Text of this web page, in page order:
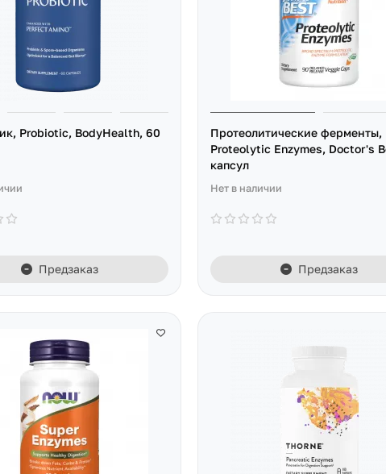
Probiotic, BodyHealth, 60
Предзаказ
Протеолитические ферменты,
Proteolytic Enzymes, Doctor's
капсул
Нет в наличии
Предзаказ